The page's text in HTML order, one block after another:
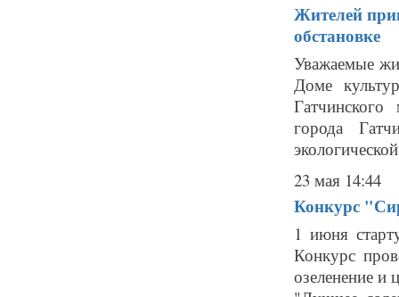
Жителей
обстановке
Уважаемые
Доме
города
23 мая 14:44
Конкурс
1 июня
Конкурс
озеленение и